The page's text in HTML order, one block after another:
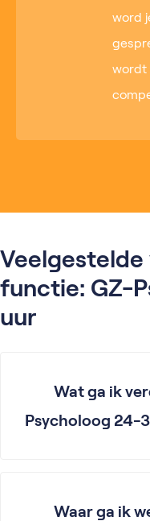
word
wordt
Veelgestelde
functie: GZ-
uur
Wat ga ik
Psycholoog 24-
Waar ga ik